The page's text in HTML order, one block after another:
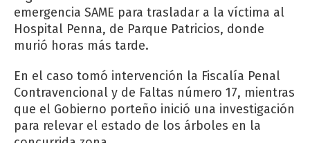
emergencia SAME para trasladar a la víctima al
Hospital Penna, de Parque Patricios, donde
murió horas más tarde.
En el caso tomó intervención la Fiscalía Penal
Contravencional y de Faltas número 17, mientras
que el Gobierno porteño inició una investigación
para relevar el estado de los árboles en la